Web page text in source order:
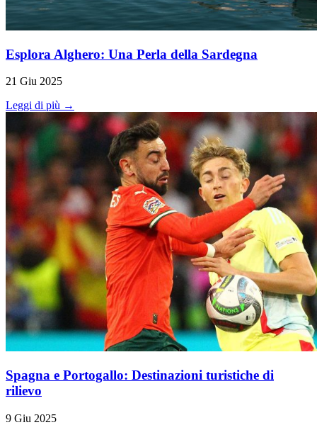
Esplora Alghero: Una Perla della Sardegna
21 Giu 2025
Leggi di più →
Spagna e Portogallo: Destinazioni turistiche di
rilievo
9 Giu 2025